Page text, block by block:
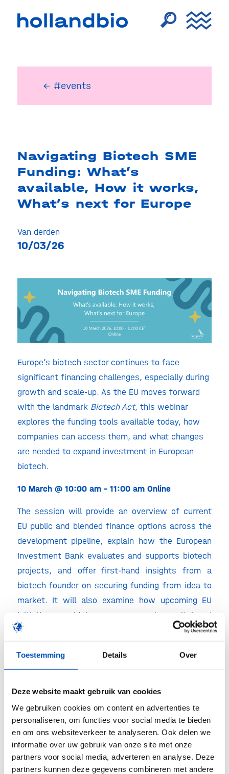
Toestemming Details Over
Deze website maakt gebruik van cookies
We gebruiken cookies om content en advertenties te
personaliseren, om functies voor social media te bieden
en om ons websiteverkeer te analyseren. Ook delen we
informatie over uw gebruik van onze site met onze
partners voor social media, adverteren en analyse. Deze
partners kunnen deze gegevens combineren met andere
← #events
Navigating Biotech SME
Funding: What’s
available, How it works,
What’s next for Europe
Van derden
10/03/26
Europe’s biotech sector continues to face
significant financing challenges, especially during
growth and scale‑up. As the EU moves forward
with the landmark Biotech Act, this webinar
explores the funding tools available today, how
companies can access them, and what changes
are needed to expand investment in European
biotech.
10 March @ 10:00 am – 11:00 am Online
The session will provide an overview of current
EU public and blended finance options across the
development pipeline, explain how the European
Investment Bank evaluates and supports biotech
projects, and offer first-hand insights from a
biotech founder on securing funding from idea to
market. It will also examine how upcoming EU
initiatives could improve access to capital and
attract more private investment.
Speakers include
Competitiveness at the European Investment
Bank
Raffael Wohlgensinger, Founder & CEO, Formo
Jessica Martinsson, our moderator and CEO of
SwedenBIO, the Swedish Biotech Association